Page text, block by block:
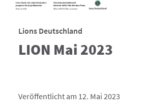
Lions Deutschland
LION Mai 2023
Veröffentlicht am 12. Mai 2023